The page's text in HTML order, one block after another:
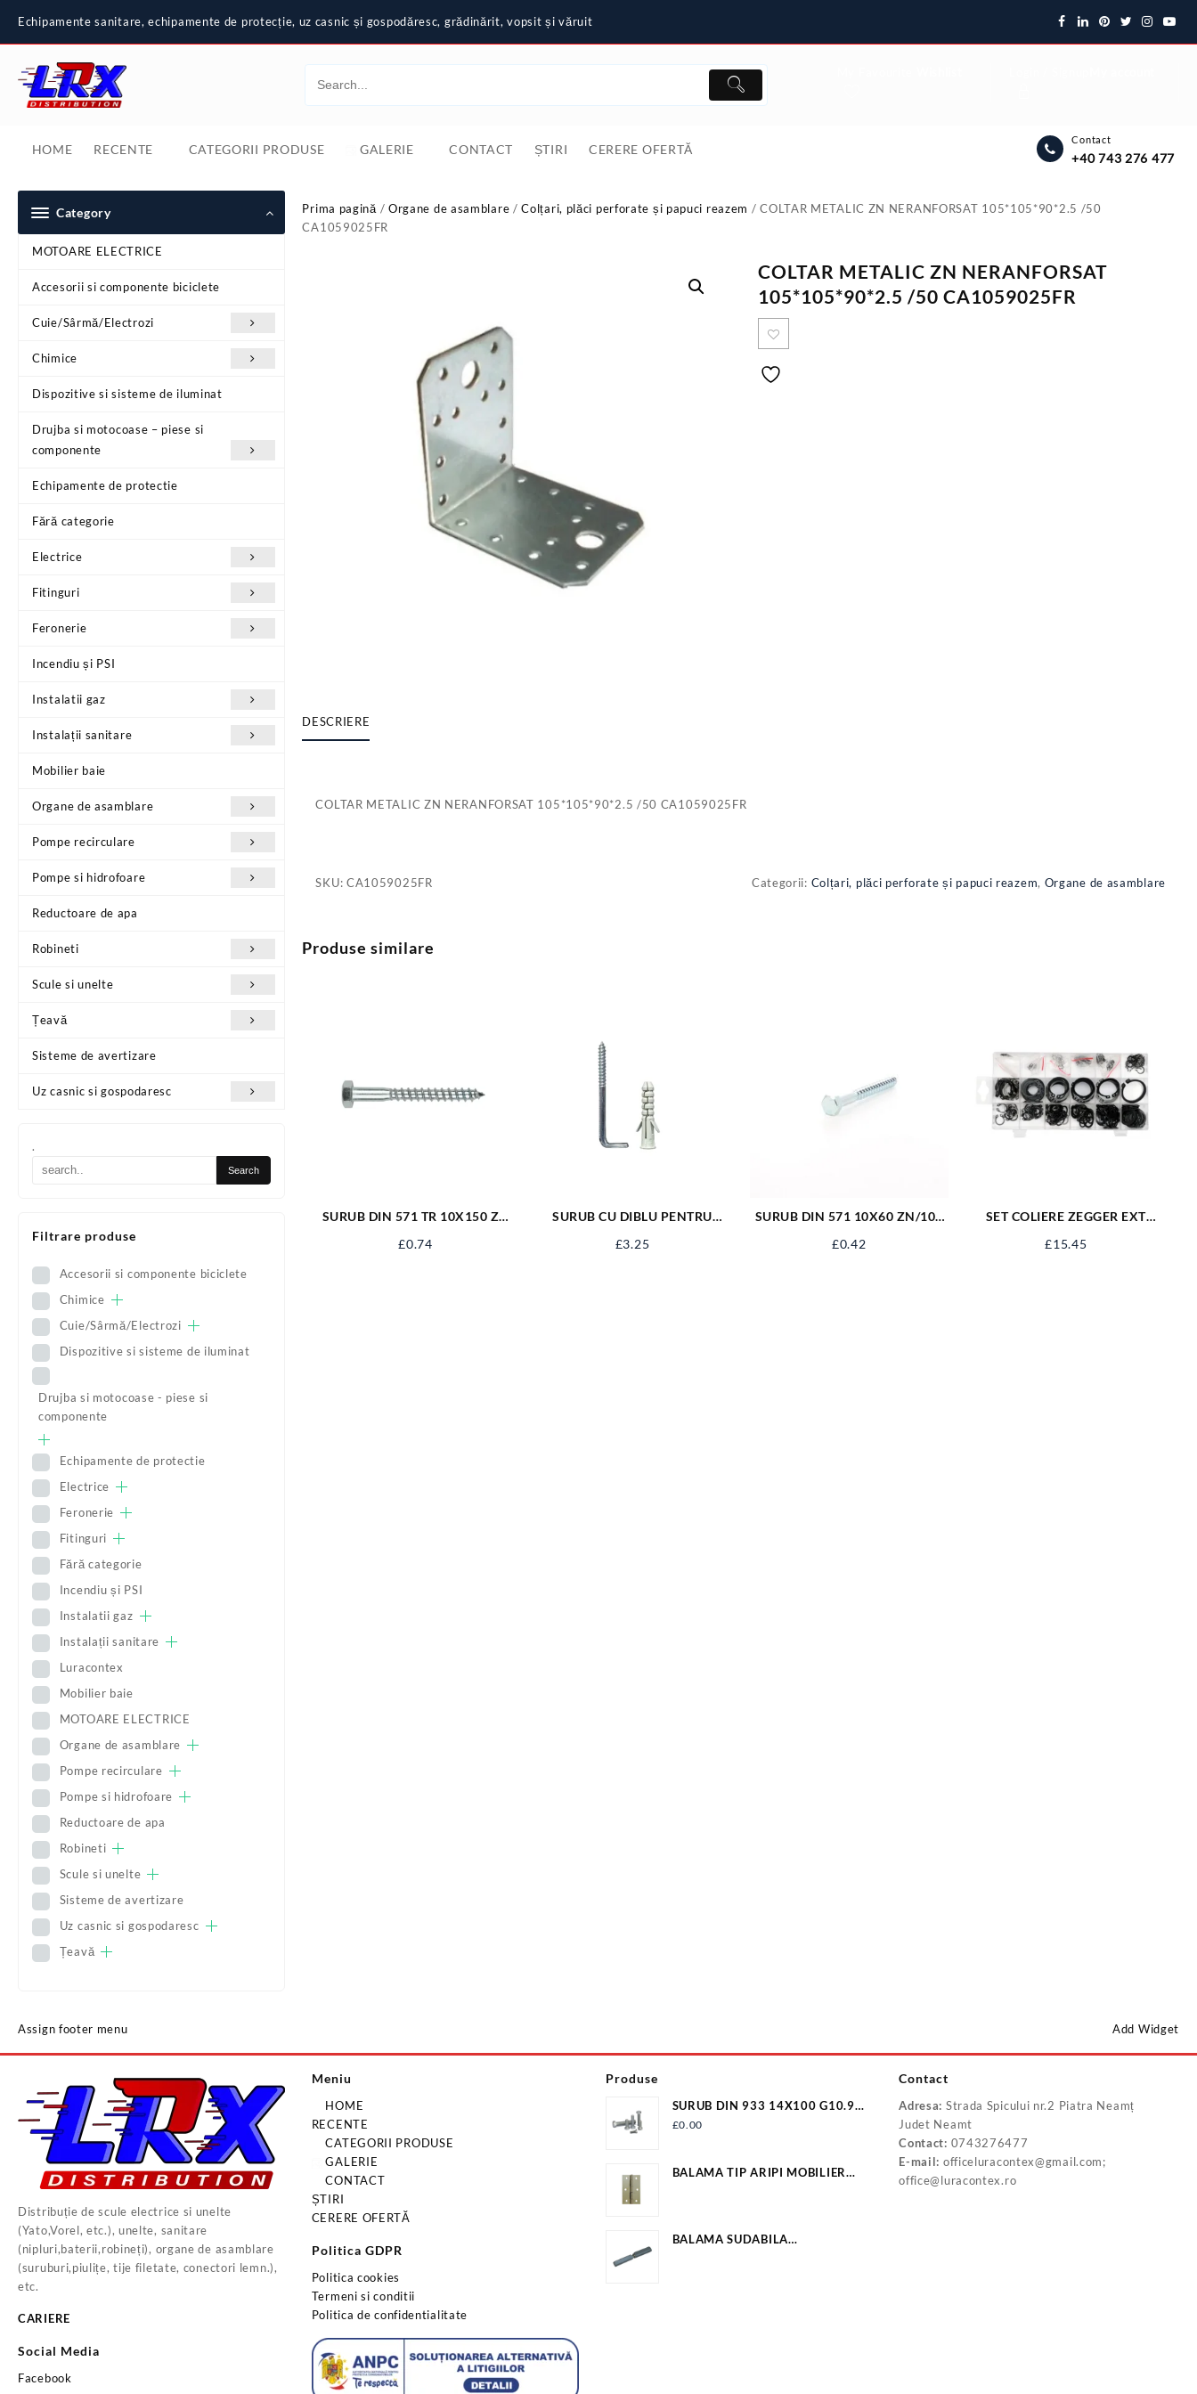
content
Echipamente sanitare, echipamente de protecție, uz casnic și gospodăresc, grădinărit, vopsit și văruit
HOME RECENTE CATEGORII PRODUSE GALERIE CONTACT ȘTIRI CERERE OFERTĂ
Contact
+40 743 276 477
Category
MOTOARE ELECTRICE
Accesorii si componente biciclete
Cuie/Sârmă/Electrozi
Chimice
Dispozitive si sisteme de iluminat
Drujba si motocoase – piese si
componente
Echipamente de protectie
Fără categorie
Electrice
Fitinguri
Feronerie
Incendiu și PSI
Instalatii gaz
Instalații sanitare
Mobilier baie
Organe de asamblare
Pompe recirculare
Pompe si hidrofoare
Reductoare de apa
Robineti
Scule si unelte
Țeavă
Sisteme de avertizare
Uz casnic si gospodaresc
.
Filtrare produse
Accesorii si componente biciclete
Chimice
Cuie/Sârmă/Electrozi
Dispozitive si sisteme de iluminat
Drujba si motocoase - piese si
componente
Echipamente de protectie
Electrice
Feronerie
Fitinguri
Fără categorie
Incendiu și PSI
Instalatii gaz
Instalații sanitare
Luracontex
Mobilier baie
MOTOARE ELECTRICE
Organe de asamblare
Pompe recirculare
Pompe si hidrofoare
Reductoare de apa
Robineti
Scule si unelte
Sisteme de avertizare
Uz casnic si gospodaresc
Țeavă
Prima pagină / Organe de asamblare /Colțari, plăci perforate și papuci reazem / COLTAR METALIC ZN NERANFORSAT 105*105*90*2.5 /50
CA1059025FR
COLTAR METALIC ZN NERANFORSAT
105*105*90*2.5 /50 CA1059025FR
DESCRIERE
COLTAR METALIC ZN NERANFORSAT 105*105*90*2.5 /50 CA1059025FR
SKU: CA1059025FR Categorii: Colțari, plăci perforate și papuci reazem, Organe de asamblare
Produse similare
SURUB DIN 571 TR 10X150 ZN
£0.74
SURUB CU DIBLU PENTRU
£3.25
SURUB DIN 571 10X60 ZN/100
£0.42
SET COLIERE ZEGGER EXT
£15.45
Assign footer menu Add Widget
Distribuție de scule electrice si unelte
(Yato,Vorel, etc.), unelte, sanitare
(nipluri,baterii,robineți), organe de asamblare
(suruburi,piulițe, tije filetate, conectori lemn.),
etc.
CARIERE
Social Media
Facebook
Meniu
HOME
RECENTE
CATEGORII PRODUSE
GALERIE
CONTACT
ȘTIRI
CERERE OFERTĂ
Politica GDPR
Politica cookies
Termeni si conditii
Politica de confidentialitate
Produse
SURUB DIN 933 14X100 G10.9
NAT S933M14X100G10.9
£0.00
BALAMA TIP ARIPI MOBILIER
BALAMA SUDABILA
Contact
Adresa: Strada Spicului nr.2 Piatra Neamț
Judet Neamt
Contact: 0743276477
E-mail: officeluracontex@gmail.com;
office@luracontex.ro